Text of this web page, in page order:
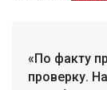
«По факту
проверку.